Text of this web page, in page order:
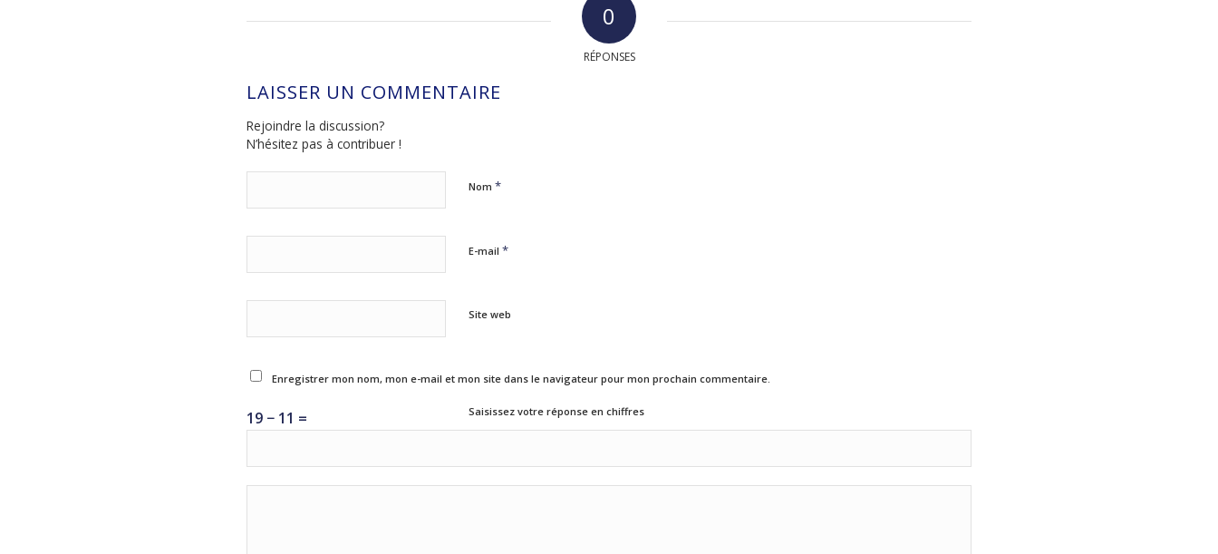
0
RÉPONSES
LAISSER UN COMMENTAIRE
Rejoindre la discussion?
N’hésitez pas à contribuer !
Nom *
E-mail *
Site web
Enregistrer mon nom, mon e-mail et mon site dans le navigateur pour mon prochain commentaire.
Saisissez votre réponse en chiffres
19 − 11 =